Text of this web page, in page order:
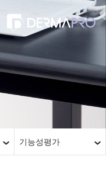
기능성평가